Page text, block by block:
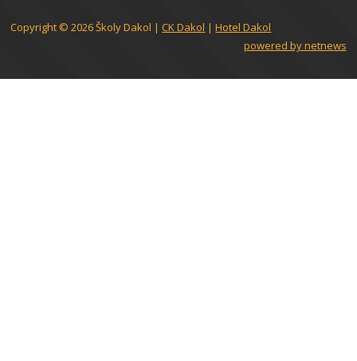
Copyright © 2026Školy Dakol |CK Dakol |Hotel Dakol
powered by netnews